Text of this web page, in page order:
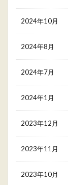
2024年10月
2024年8月
2024年7月
2024年1月
2023年12月
2023年11月
2023年10月